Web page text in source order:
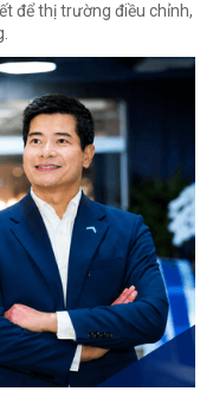
để thị trường điều chỉnh,